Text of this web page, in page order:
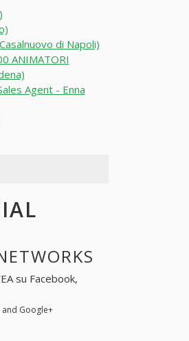
di Napoli)
ANIMATORI
Agent - Enna
su Facebook,
and Google+